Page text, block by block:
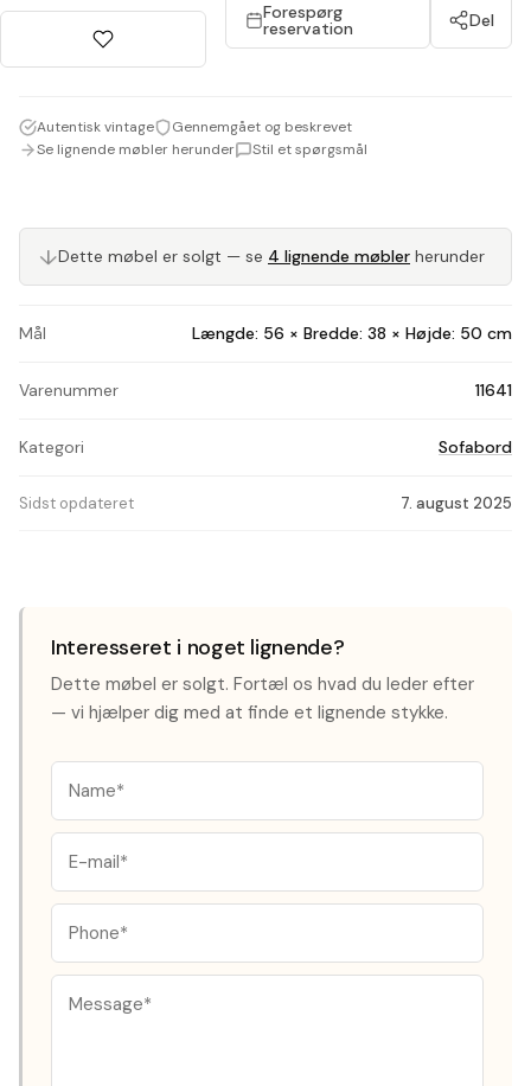
Mål Længde: 56 × Bredde: 38 × Højde: 50 cm
Varenummer 11641
Kategori Sofabord
Sidst opdateret 7. august 2025
Forespørg
reservation Del
Autentisk vintage
Gennemgået og beskrevet
Se lignende møbler herunder
Stil et spørgsmål
↓Dette møbel er solgt — se 4 lignende møbler herunder
Interesseret i noget lignende?
Dette møbel er solgt. Fortæl os hvad du leder efter
— vi hjælper dig med at finde et lignende stykke.